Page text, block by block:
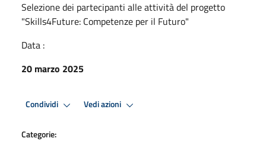
Selezione dei partecipanti alle attività del progetto
"Skills4Future: Competenze per il Futuro"
Data :
20 marzo 2025
Condividi Vedi azioni
Categorie: